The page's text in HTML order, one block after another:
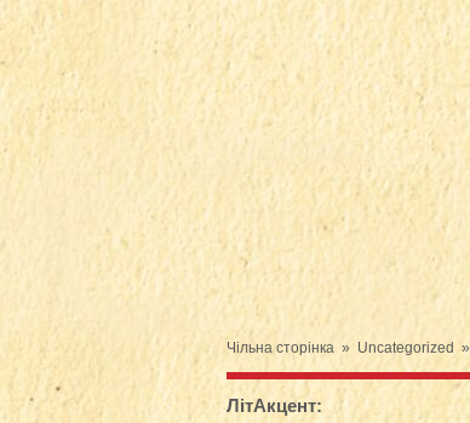
Чільна сторінка » Uncategorized »
ЛітАкцент: